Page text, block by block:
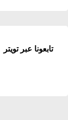
تابعونا عبر تويتر